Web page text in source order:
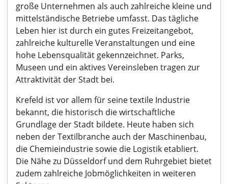
große Unternehmen als auch zahlreiche kleine und
mittelständische Betriebe umfasst. Das tägliche
Leben hier ist durch ein gutes Freizeitangebot,
zahlreiche kulturelle Veranstaltungen und eine
hohe Lebensqualität gekennzeichnet. Parks,
Museen und ein aktives Vereinsleben tragen zur
Attraktivität der Stadt bei.
Krefeld ist vor allem für seine textile Industrie
bekannt, die historisch die wirtschaftliche
Grundlage der Stadt bildete. Heute haben sich
neben der Textilbranche auch der Maschinenbau,
die Chemieindustrie sowie die Logistik etabliert.
Die Nähe zu Düsseldorf und dem Ruhrgebiet bietet
zudem zahlreiche Jobmöglichkeiten in weiteren